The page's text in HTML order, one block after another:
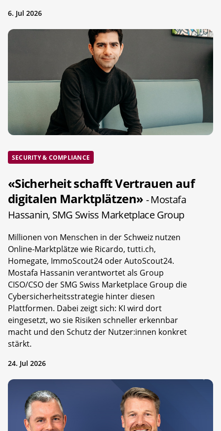
6. Jul 2026
SECURITY & COMPLIANCE
«Sicherheit schafft Vertrauen auf
digitalen Marktplätzen» - Mostafa
Hassanin, SMG Swiss Marketplace Group
Millionen von Menschen in der Schweiz nutzen
Online-Marktplätze wie Ricardo, tutti.ch,
Homegate, ImmoScout24 oder AutoScout24.
Mostafa Hassanin verantwortet als Group
CISO/CSO der SMG Swiss Marketplace Group die
Cybersicherheitsstrategie hinter diesen
Plattformen. Dabei zeigt sich: KI wird dort
eingesetzt, wo sie Risiken schneller erkennbar
macht und den Schutz der Nutzer:innen konkret
stärkt.
24. Jul 2026